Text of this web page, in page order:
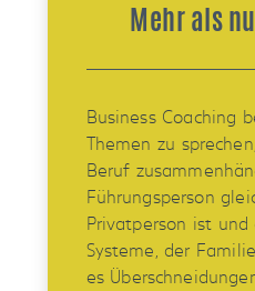
Mehr als
Business Coaching
Themen zu
Beruf
Führungsperson
Privatperson ist
Systeme, der
es